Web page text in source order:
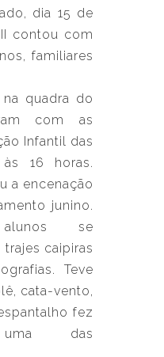
dia 15 de
contou com
familiares
quadra do
com as
Infantil das
16 horas.
a encenação
junino.
se
caipiras
Teve
cata-vento,
fez
das